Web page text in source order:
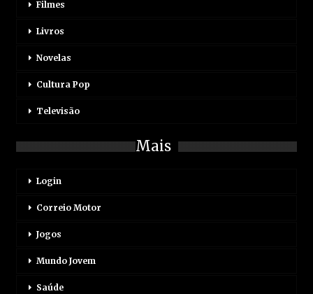
Filmes
Livros
Novelas
Cultura Pop
Televisão
Mais
Login
Correio Motor
Jogos
Mundo Jovem
Saúde